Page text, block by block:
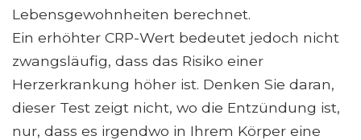
Lebensgewohnheiten berechnet.
Ein erhöhter CRP-Wert bedeutet jedoch nicht
zwangsläufig, dass das Risiko einer
Herzerkrankung höher ist. Denken Sie daran,
dieser Test zeigt nicht, wo die Entzündung ist,
nur, dass es irgendwo in Ihrem Körper eine